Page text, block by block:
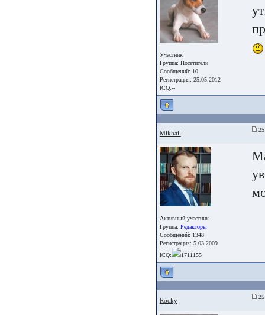
Участник
Группа: Посетители
Сообщений: 10
Регистрация: 25.05.2012
ICQ:--
Mikhail 25
Активный участник
Группа: Редакторы
Сообщений: 1348
Регистрация: 5.03.2009
ICQ:
1711155
Rocky 25